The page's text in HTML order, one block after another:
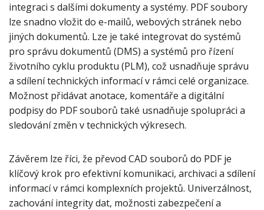
integraci s dalšími dokumenty a systémy. PDF soubory
lze snadno vložit do e-mailů, webových stránek nebo
jiných dokumentů. Lze je také integrovat do systémů
pro správu dokumentů (DMS) a systémů pro řízení
životního cyklu produktu (PLM), což usnadňuje správu
a sdílení technických informací v rámci celé organizace.
Možnost přidávat anotace, komentáře a digitální
podpisy do PDF souborů také usnadňuje spolupráci a
sledování změn v technických výkresech.
Závěrem lze říci, že převod CAD souborů do PDF je
klíčový krok pro efektivní komunikaci, archivaci a sdílení
informací v rámci komplexních projektů. Univerzálnost,
zachování integrity dat, možnosti zabezpečení a